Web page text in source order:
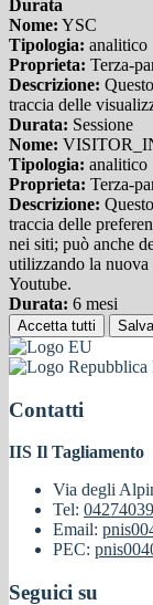
Durata
Nome: YSC
Tipologia: analitico
Proprieta: Terza-
Descrizione:
traccia delle
Durata: Sessione
Nome:
Tipologia: analitico
Proprieta: Terza-
Descrizione:
traccia delle
nei siti; può anche
utilizzando la
Youtube.
Durata: 6 mesi
Accetta tutti
Contatti
IIS Il Tagliamento
Via degli
Tel:
Email:
PEC:
Seguici su